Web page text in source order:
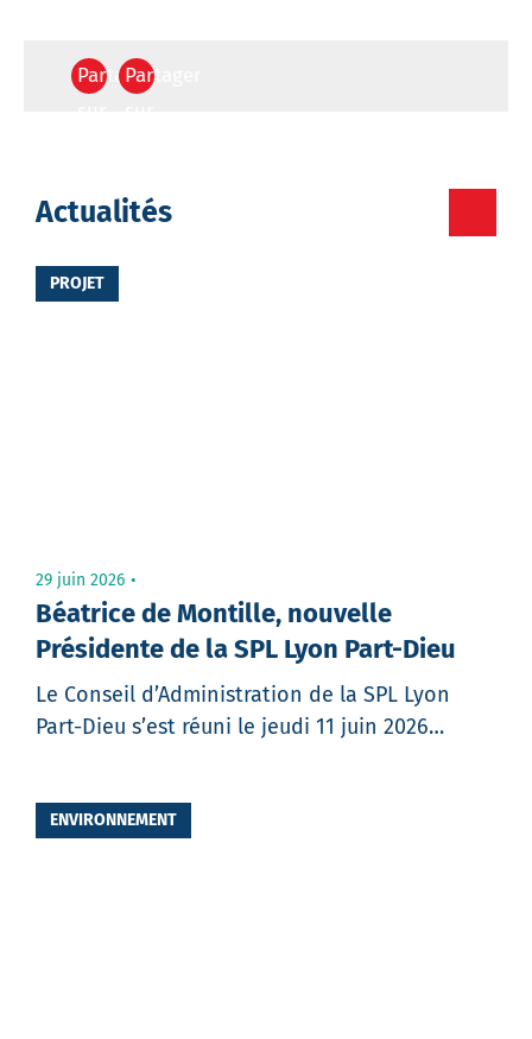
PartagerPartager
destinataire
Votre
Actualités
PROJET
29 juin 2026
Béatrice de Montille, nouvelle
Présidente de la SPL Lyon Part-Dieu
Le Conseil d’Administration de la SPL Lyon
Part-Dieu s’est réuni le jeudi 11 juin 2026…
ENVIRONNEMENT